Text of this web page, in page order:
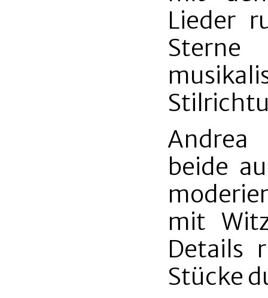
Lieder
Andrea
beide
mit
Details
Stücke